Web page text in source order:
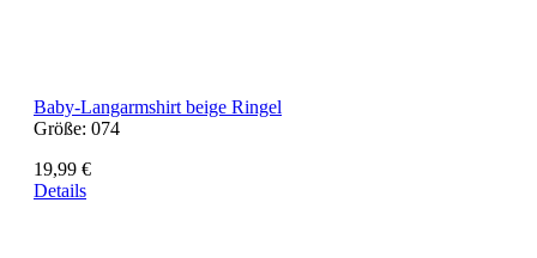
Baby-Langarmshirt beige Ringel
Größe: 074
19,99 €
Details